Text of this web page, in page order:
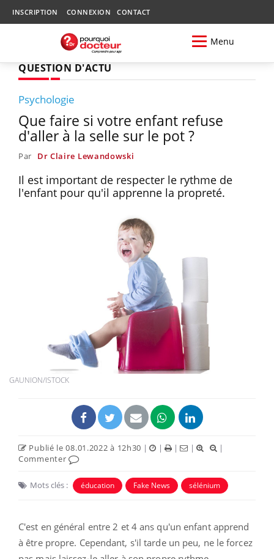
INSCRIPTION CONNEXION CONTACT
Menu
QUESTION D'ACTU
Psychologie
Que faire si votre enfant refuse
d'aller à la selle sur le pot ?
Par Dr Claire Lewandowski
Il est important de respecter le rythme de
l'enfant pour qu'il apprenne la propreté.
GAUNION/ISTOCK
Publié le 08.01.2022 à 12h30 | | | |
|
Commenter
Mots clés : éducation Fake News sélénium
C'est en général entre 2 et 4 ans qu'un enfant apprend
à être propre. Cependant, s'il tarde un peu, ne le forcez